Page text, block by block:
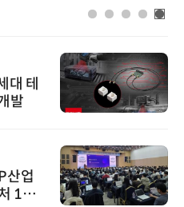
대 테
발
산업
1호